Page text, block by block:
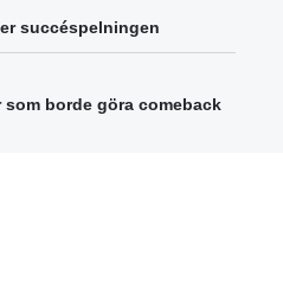
succéspelningen
borde göra comeback